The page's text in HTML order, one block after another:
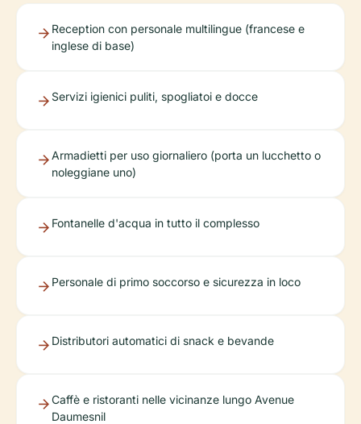
Reception con personale multilingue (francese e
inglese di base)
Servizi igienici puliti, spogliatoi e docce
Armadietti per uso giornaliero (porta un lucchetto o
noleggiane uno)
Fontanelle d'acqua in tutto il complesso
Personale di primo soccorso e sicurezza in loco
Distributori automatici di snack e bevande
Caffè e ristoranti nelle vicinanze lungo Avenue
Daumesnil